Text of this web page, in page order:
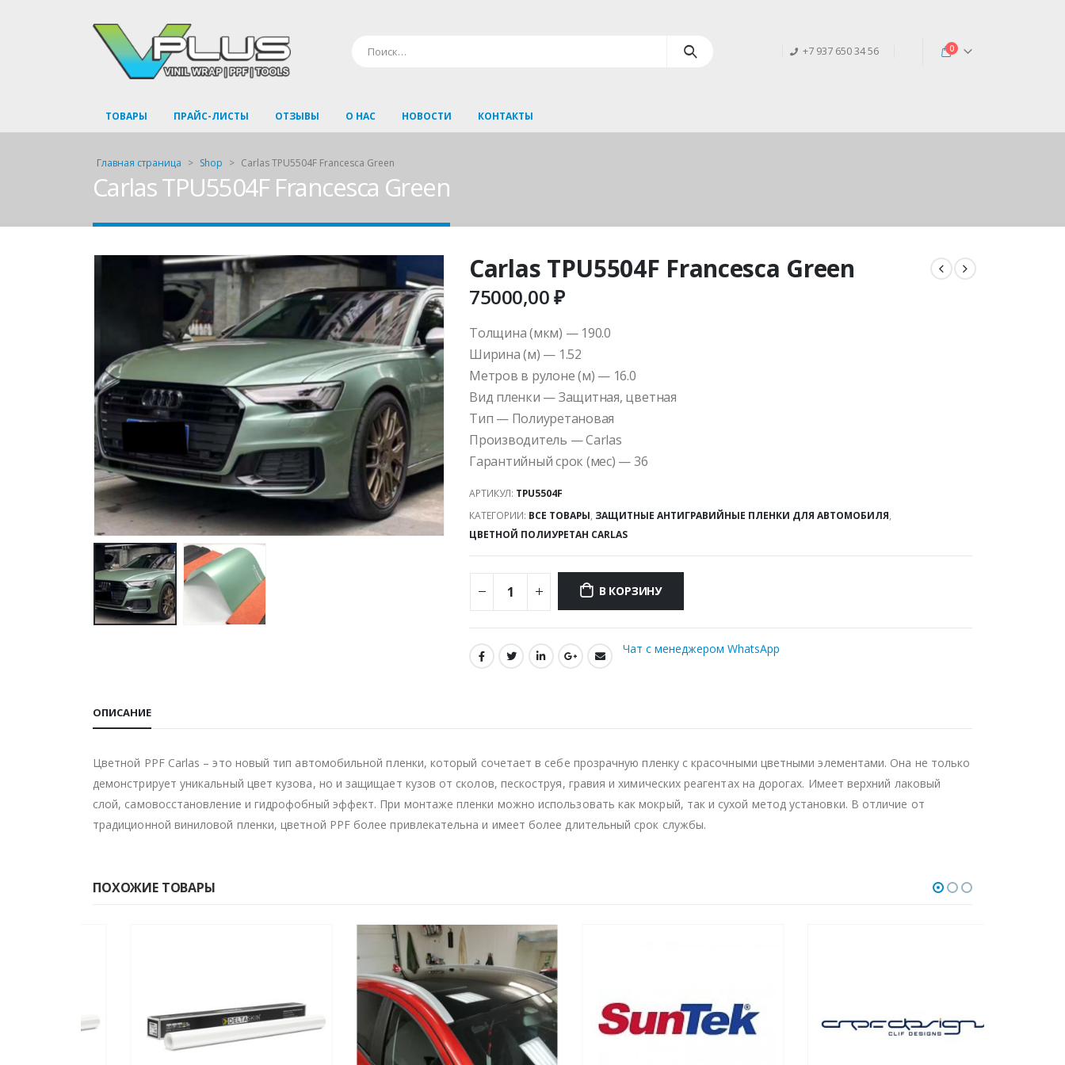
+7 937 650 34 56 0
ТОВАРЫ ПРАЙС-ЛИСТЫ ОТЗЫВЫ О НАС НОВОСТИ КОНТАКТЫ
Главная страница > Shop > Carlas TPU5504F Francesca Green
Carlas TPU5504F Francesca Green
Carlas TPU5504F Francesca Green
75000,00₽
Толщина (мкм) — 190.0
Ширина (м) — 1.52
Метров в рулоне (м) — 16.0
Вид пленки — Защитная, цветная
Тип — Полиуретановая
Производитель — Carlas
Гарантийный срок (мес) — 36
АРТИКУЛ: TPU5504F
КАТЕГОРИИ: ВСЕ ТОВАРЫ, ЗАЩИТНЫЕ АНТИГРАВИЙНЫЕ ПЛЕНКИ ДЛЯ АВТОМОБИЛЯ,
ЦВЕТНОЙ ПОЛИУРЕТАН CARLAS
В КОРЗИНУ
Чат с менеджером WhatsApp
ОПИСАНИЕ
Цветной PPF Carlas – это новый тип автомобильной пленки, который сочетает в себе прозрачную пленку с красочными цветными элементами. Она не только
демонстрирует уникальный цвет кузова, но и защищает кузов от сколов, пескоструя, гравия и химических реагентах на дорогах. Имеет верхний лаковый
слой, самовосстановление и гидрофобный эффект. При монтаже пленки можно использовать как мокрый, так и сухой метод установки. В отличие от
традиционной виниловой пленки, цветной PPF более привлекательна и имеет более длительный срок службы.
ПОХОЖИЕ ТОВАРЫ